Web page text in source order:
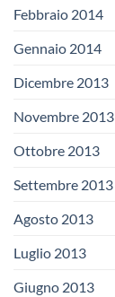
Febbraio 2014
Gennaio 2014
Dicembre 2013
Novembre 2013
Ottobre 2013
Settembre 2013
Agosto 2013
Luglio 2013
Giugno 2013